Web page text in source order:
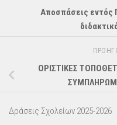
Αποσπάσεις εντός
ΟΡΙΣΤΙΚΕΣ
Δράσεις Σχολείων 2025-2026